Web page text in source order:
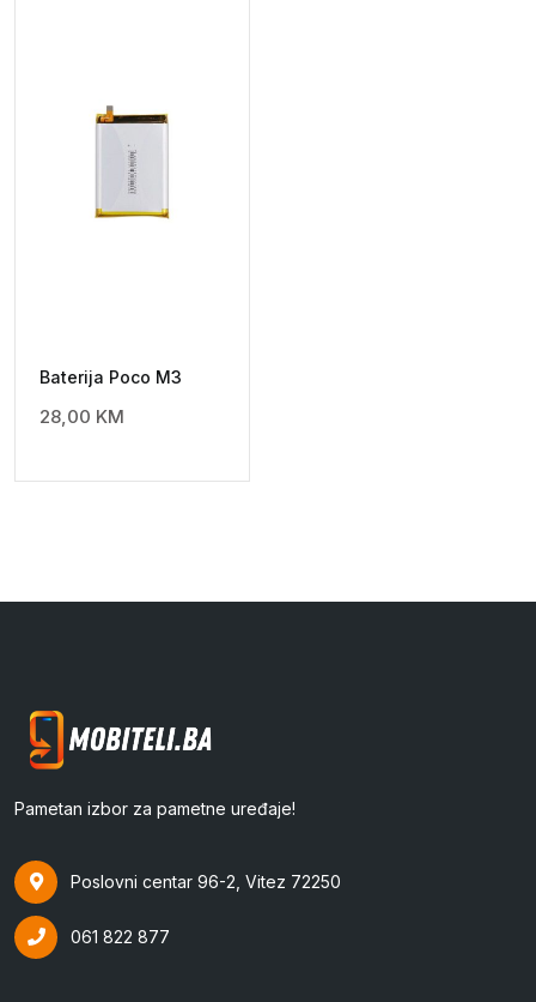
Baterija Poco M3
28,00 KM
Pametan izbor za pametne uređaje!
Poslovni centar 96-2, Vitez 72250
061 822 877